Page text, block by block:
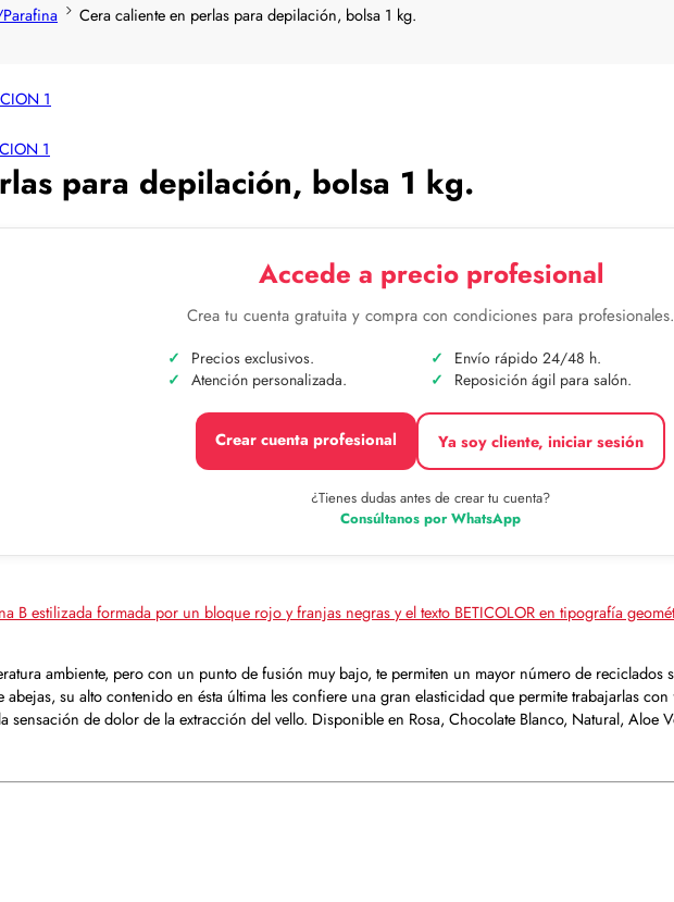
Cera caliente en perlas para depilación, bolsa 1 kg.
para depilación, bolsa 1 kg.
Accede a precio profesional
Crea tu cuenta gratuita y compra con condiciones para profesionales.
Precios exclusivos.
Envío rápido 24/48 h.
Atención personalizada.
Reposición ágil para salón.
Crear cuenta profesional Ya soy cliente, iniciar sesión
¿Tienes dudas antes de crear tu cuenta?
Consúltanos por WhatsApp
ambiente, pero con un punto de fusión muy bajo, te permiten un mayor número de
su alto contenido en ésta última les confiere una gran elasticidad que permite trabajarlas
sensación de dolor de la extracción del vello. Disponible en Rosa, Chocolate Blanco, Natural, Aloe